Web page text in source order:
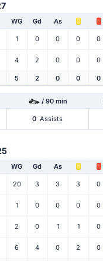
WG Gd As
1 0 0 0 0
4 2 0 0 0
5 2 0 0 0
/ 90 min
0 Assists
WG Gd As
20 3 3 3 0
1 0 0 0 0
2 0 1 1 0
6 4 0 2 0